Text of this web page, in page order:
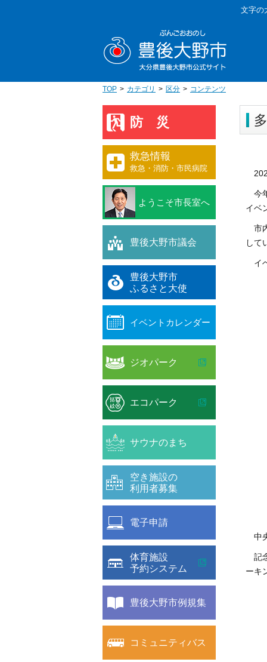
移
文字の
TOP カテゴリ 区分 コンテンツ
今
イベ
市
して
イ
中
記
ーキ
防災
救急情報
救急・消防・市民病院
ようこそ市長室へ
豊後大野市議会
豊後大野市
ふるさと大使
イベントカレンダー
ジオパーク
エコパーク
サウナのまち
空き施設の
利用者募集
電子申請
体育施設
予約システム
豊後大野市例規集
コミュニティバス